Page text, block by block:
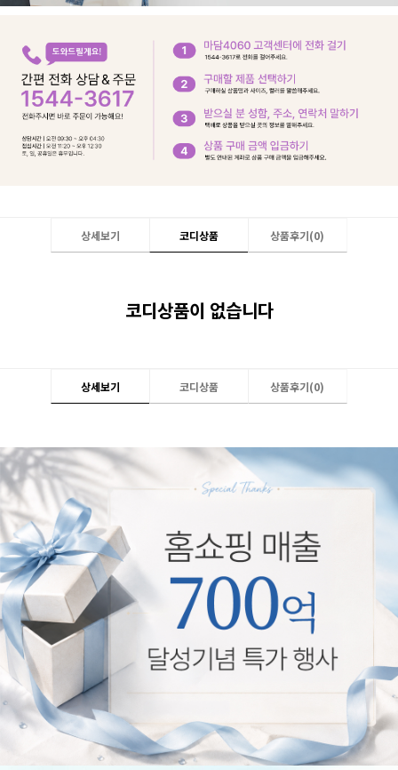
상세보기 코디상품 상품후기(0)
코디상품이 없습니다
상세보기 코디상품 상품후기(0)